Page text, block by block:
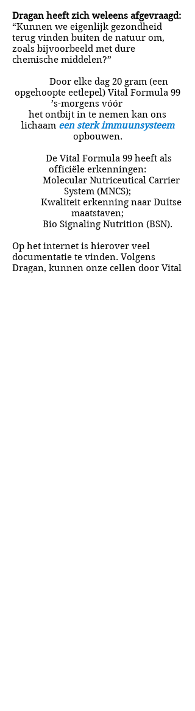
Dragan heeft zich weleens afgevraagd:
“Kunnen we eigenlijk gezondheid
terug vinden buiten de natuur om,
zoals bijvoorbeeld met dure
chemische middelen?”
Door elke dag 20 gram (een
opgehoopte eetlepel) Vital Formula 99
’s-morgens vóór
het ontbijt in te nemen kan ons
lichaam een sterk immuunsysteem
opbouwen.
De Vital Formula 99 heeft als
officiële erkenningen:
Molecular Nutriceutical Carrier
System (MNCS);
Kwaliteit erkenning naar Duitse
maatstaven;
Bio Signaling Nutrition (BSN).
Op het internet is hierover veel
documentatie te vinden. Volgens
Dragan, kunnen onze cellen door Vital